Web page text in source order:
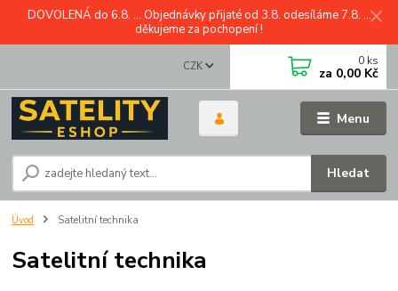
DOVOLENÁ do 6.8. ... Objednávky přijaté od 3.8. odesíláme 7.8. ...
děkujeme za pochopení !
Menu
CZK
Hledat
0 ks
za 0,00 Kč
Úvod Satelitní technika
Satelitní technika